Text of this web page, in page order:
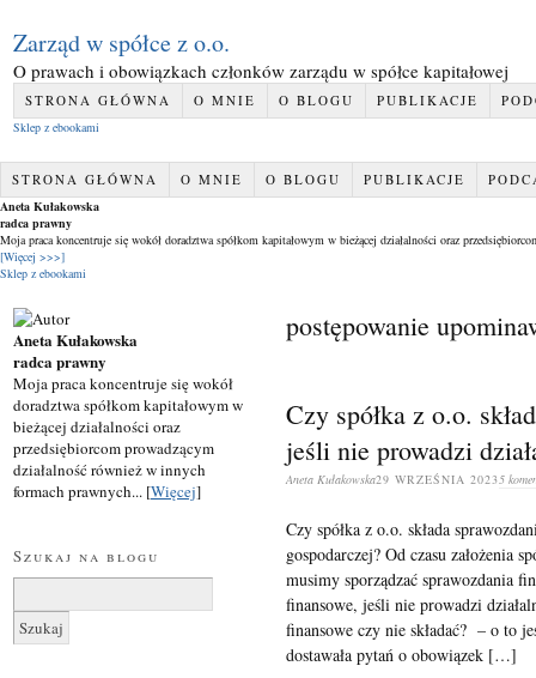
Zarząd w spółce z o.o.
O prawach i obowiązkach członków zarządu w spółce kapitałowej
STRONA GŁÓWNA O MNIE O BLOGU PUBLIKACJE
Sklep z ebookami
STRONA GŁÓWNA O MNIE O BLOGU PUBLIKACJE
Aneta Kułakowska
radca prawny
Moja praca koncentruje się wokół doradztwa spółkom kapitałowym w bieżącej działalności oraz
[Więcej >>>]
Sklep z ebookami
postępowanie
Czy spółka z o.o.
jeśli nie prowadzi
Aneta Kułakowska29 WRZEŚNIA 20235
Czy spółka z o.o. składa
gospodarczej? Od czasu założenia
musimy sporządzać sprawozdania
finansowe, jeśli nie prowadzi
finansowe czy nie składać? – o to
dostawała pytań o obowiązek […]
Aneta Kułakowska
radca prawny
Moja praca koncentruje się wokół
doradztwa spółkom kapitałowym w
bieżącej działalności oraz
przedsiębiorcom prowadzącym
działalność również w innych
formach prawnych... [Więcej]
Szukaj na blogu